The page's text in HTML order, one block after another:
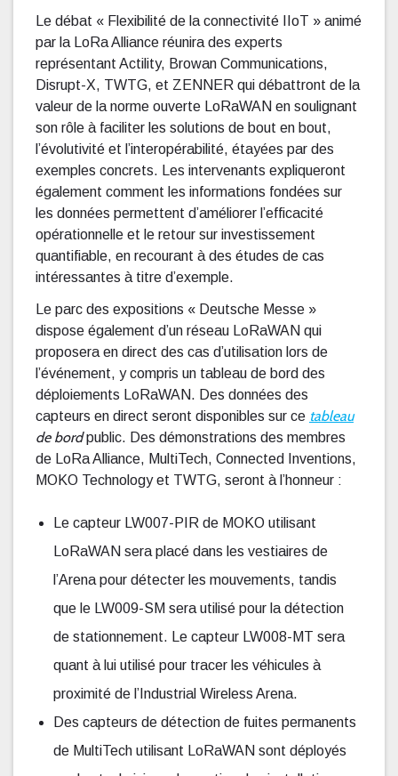
Le débat « Flexibilité de la connectivité IIoT » animé
par la LoRa Alliance réunira des experts
représentant Actility, Browan Communications,
Disrupt-X, TWTG, et ZENNER qui débattront de la
valeur de la norme ouverte LoRaWAN en soulignant
son rôle à faciliter les solutions de bout en bout,
l’évolutivité et l’interopérabilité, étayées par des
exemples concrets. Les intervenants expliqueront
également comment les informations fondées sur
les données permettent d’améliorer l’efficacité
opérationnelle et le retour sur investissement
quantifiable, en recourant à des études de cas
intéressantes à titre d’exemple.
Le parc des expositions « Deutsche Messe »
dispose également d’un réseau LoRaWAN qui
proposera en direct des cas d’utilisation lors de
l’événement, y compris un tableau de bord des
déploiements LoRaWAN. Des données des
capteurs en direct seront disponibles sur ce tableau
de bordpublic. Des démonstrations des membres
de LoRa Alliance, MultiTech, Connected Inventions,
MOKO Technology et TWTG, seront à l’honneur :
Le capteur LW007-PIR de MOKO utilisant
LoRaWAN sera placé dans les vestiaires de
l’Arena pour détecter les mouvements, tandis
que le LW009-SM sera utilisé pour la détection
de stationnement. Le capteur LW008-MT sera
quant à lui utilisé pour tracer les véhicules à
proximité de l’Industrial Wireless Arena.
Des capteurs de détection de fuites permanents
de MultiTech utilisant LoRaWAN sont déployés